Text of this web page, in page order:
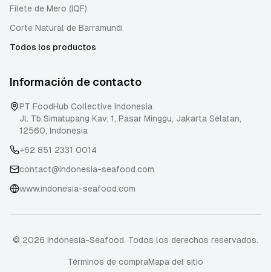
Filete de Mero (IQF)
Corte Natural de Barramundi
Todos los productos
Información de contacto
PT FoodHub Collective Indonesia
Jl. Tb Simatupang Kav. 1, Pasar Minggu, Jakarta Selatan,
12560, Indonesia
+62 851 2331 0014
contact@indonesia-seafood.com
www.indonesia-seafood.com
© 2026 Indonesia-Seafood. Todos los derechos reservados.
Términos de compraMapa del sitio